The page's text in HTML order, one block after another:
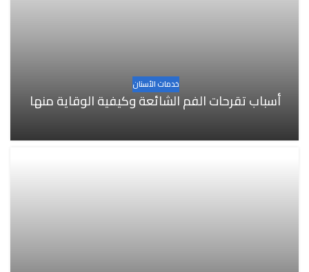
خدمات الأسنان
أسباب تقرحات الفم الشائعة وكيفية الوقاية منها